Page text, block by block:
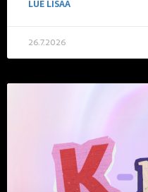
LUE LISÄÄ
26.7.2026